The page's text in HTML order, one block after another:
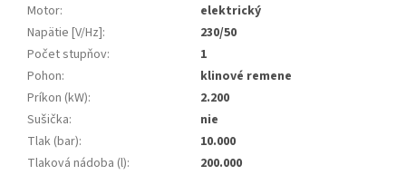
Motor:
elektrický
Napätie [V/Hz]:
230/50
Počet stupňov:
1
Pohon:
klinové remene
Príkon (kW):
2.200
Sušička:
nie
Tlak (bar):
10.000
Tlaková nádoba (l):
200.000